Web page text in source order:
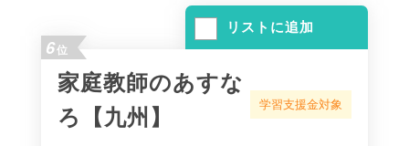
リストに追加
6位
家庭教師のあすな
ろ【九州】
学習支援金対象